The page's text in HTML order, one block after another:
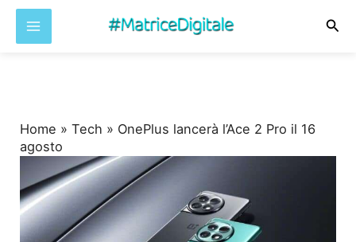
Home »Tech » OnePlus lancerà l’Ace 2 Pro il 16
agosto